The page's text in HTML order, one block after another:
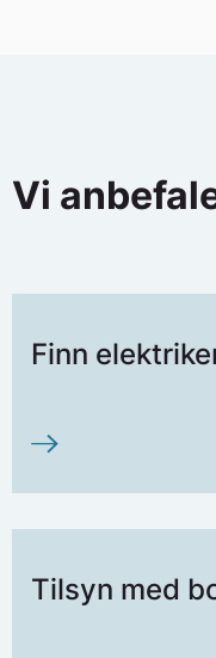
Vi
Finn
Tilsyn med